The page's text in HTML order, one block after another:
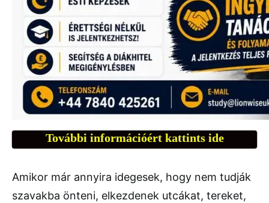
További információért kattints ide
Amikor már annyira idegesek, hogy nem tudják
szavakba önteni, elkezdenek utcákat, tereket,